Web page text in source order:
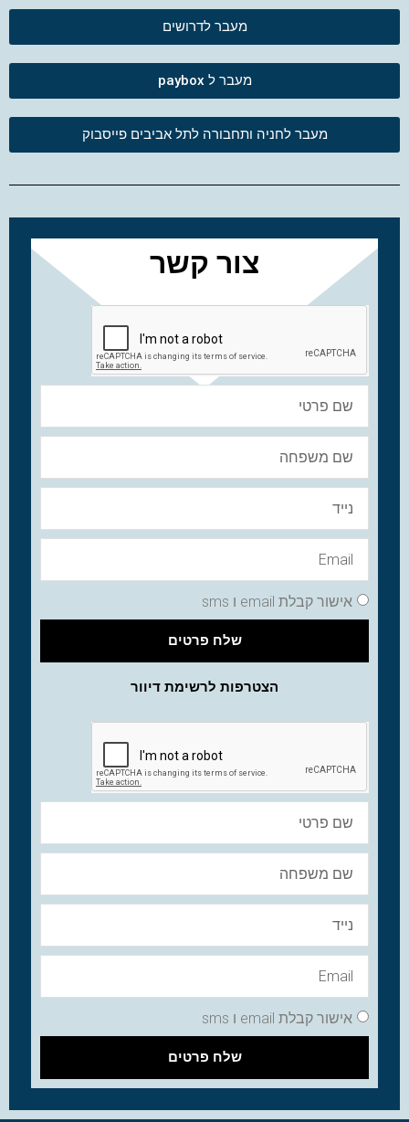
מעבר לדרושים
מעבר ל paybox
מעבר לחניה ותחבורה לתל אביבים פייסבוק
צור קשר
אישור קבלת email ו sms
שלח פרטים
הצטרפות לרשימת דיוור
אישור קבלת email ו sms
שלח פרטים